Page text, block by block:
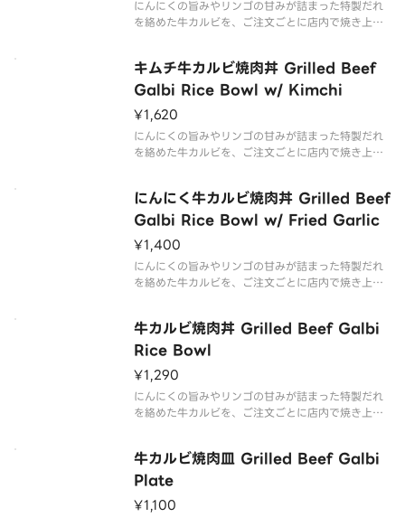
にんにくの旨みやリンゴの甘みが詰まった特製だれ
を絡めた牛カルビを、ご注文ごとに店内で焼き上げ
キムチ牛カルビ焼肉丼 Grilled Beef
Galbi Rice Bowl w/ Kimchi
¥1,620
にんにくの旨みやリンゴの甘みが詰まった特製だれ
を絡めた牛カルビを、ご注文ごとに店内で焼き上げ
にんにく牛カルビ焼肉丼 Grilled Beef
Galbi Rice Bowl w/ Fried Garlic
¥1,400
にんにくの旨みやリンゴの甘みが詰まった特製だれ
を絡めた牛カルビを、ご注文ごとに店内で焼き上げ
牛カルビ焼肉丼 Grilled Beef Galbi
Rice Bowl
¥1,290
にんにくの旨みやリンゴの甘みが詰まった特製だれ
を絡めた牛カルビを、ご注文ごとに店内で焼き上げ
牛カルビ焼肉皿 Grilled Beef Galbi
Plate
¥1,100